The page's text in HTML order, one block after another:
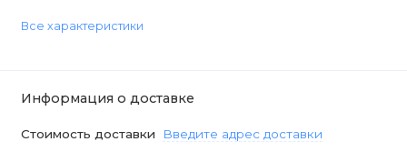
Все характеристики
Информация о доставке
Стоимость доставки Введите адрес доставки